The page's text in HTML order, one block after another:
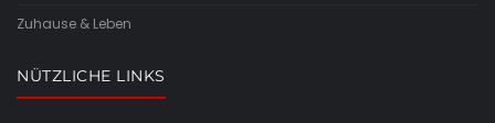
Zuhause & Leben
NÜTZLICHE LINKS